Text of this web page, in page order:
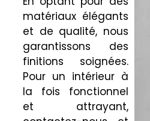
matériaux élégants
et de qualité, nous
garantissons des
finitions soignées.
Pour un intérieur à
la fois fonctionnel
et attrayant,